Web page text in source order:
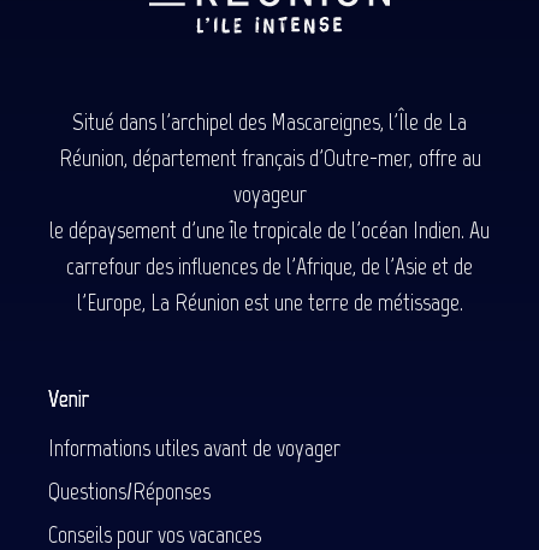
Situé dans l'archipel des Mascareignes, l'Île de La
Réunion, département français d'Outre-mer, offre au
voyageur
le dépaysement d'une île tropicale de l'océan Indien. Au
carrefour des influences de l'Afrique, de l'Asie et de
l'Europe, La Réunion est une terre de métissage.
Venir
Informations utiles avant de voyager
Questions/Réponses
Conseils pour vos vacances